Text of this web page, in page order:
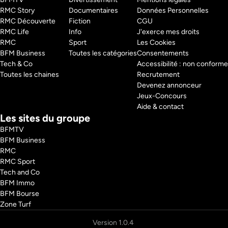
Alors, qui contrôle ces installations? Leur construction? Leur
maintenance?
Comment un pylône peut-il résister à une traction de 45 tonnes ?
Sommes-nous vraiment en sécurité, suspendus à un câble de moins de
5 cm ?
Survivants, ingénieurs, experts, ils ont tous accepté de revenir sur ces
accidents tragiques…
Pays : France
RMC Story
RMC Découverte
RMC Life
RMC
BFM Business
Tech & Co
Toutes les chaines
Documentaires
Fiction
Info
Sport
Toutes les catégories
Données Personnelles
CGU
J'exerce mes droits
Les Cookies
Consentements
Accessibilité : non conforme
Recrutement
Devenez annonceur
Jeux-Concours
Aide & contact
Les sites du groupe
BFMTV
BFM Business
RMC
RMC Sport
Tech and Co
BFM Immo
BFM Bourse
Zone Turf